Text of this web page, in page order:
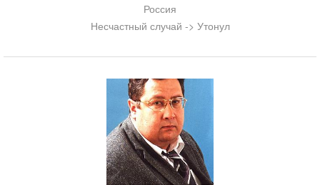
Россия
Несчастный случай -> Утонул